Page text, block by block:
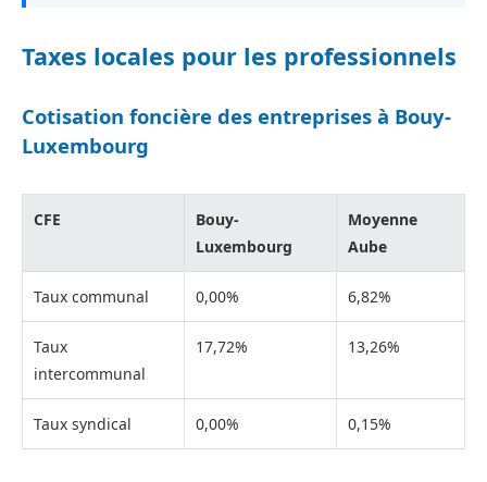
Taxes locales pour les professionnels
Cotisation foncière des entreprises à Bouy-
Luxembourg
CFE
Bouy-
Luxembourg
Moyenne
Aube
Taux communal 0,00% 6,82%
Taux
intercommunal
17,72% 13,26%
Taux syndical 0,00% 0,15%